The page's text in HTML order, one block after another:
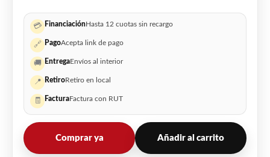
💳 FinanciaciónHasta 12 cuotas sin recargo
🔗 PagoAcepta link de pago
🚚 EntregaEnvíos al interior
📍 RetiroRetiro en local
🧾 FacturaFactura con RUT
Comprar ya Añadir al carrito